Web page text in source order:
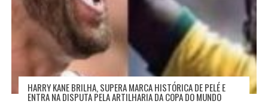
HARRY KANE BRILHA, SUPERA MARCA HISTÓRICA DE PELÉ E
ENTRA NA DISPUTA PELA ARTILHARIA DA COPA DO MUNDO